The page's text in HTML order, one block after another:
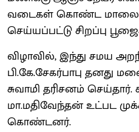
வடைகள் கொண்ட
செய்யப்பட்டு சிறப்பு
விழாவில், இந்து சமய
பி.கே.சேகர்பாபு தனது
சுவாமி தரிசனம்
மா.மதிவேந்தன் உட்பட
கொண்டனர்.